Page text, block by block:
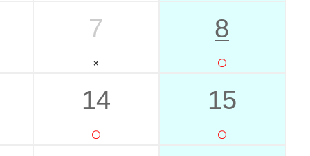
7 8
14 15